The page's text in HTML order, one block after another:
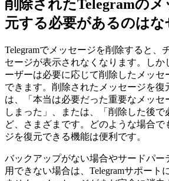
削除されたTelegramの
元する必要があるのはな
Telegramでメッセージを削除すると、
セージが表示されなくなります。しか
ーザーは必要に応じて削除したメッセ
できます。削除されたメッセージを復
は、「本当は必要だった重要なメッセ
しまった」、または、「削除した後で
ど、さまざまです。どのような場合で
ジを復元できる機能は便利です。
バックアップがない場合やサードパー
用できない場合は、Telegramサポート